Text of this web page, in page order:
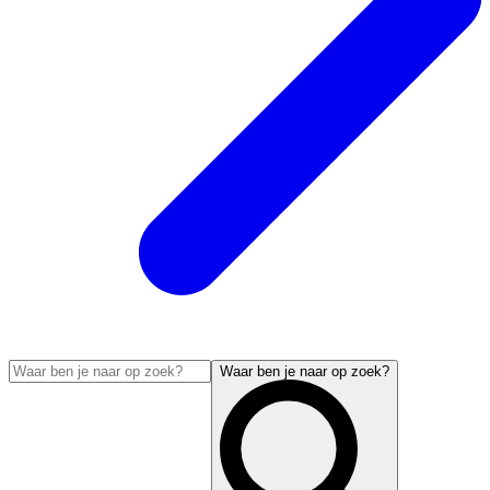
Waar ben je naar op zoek?